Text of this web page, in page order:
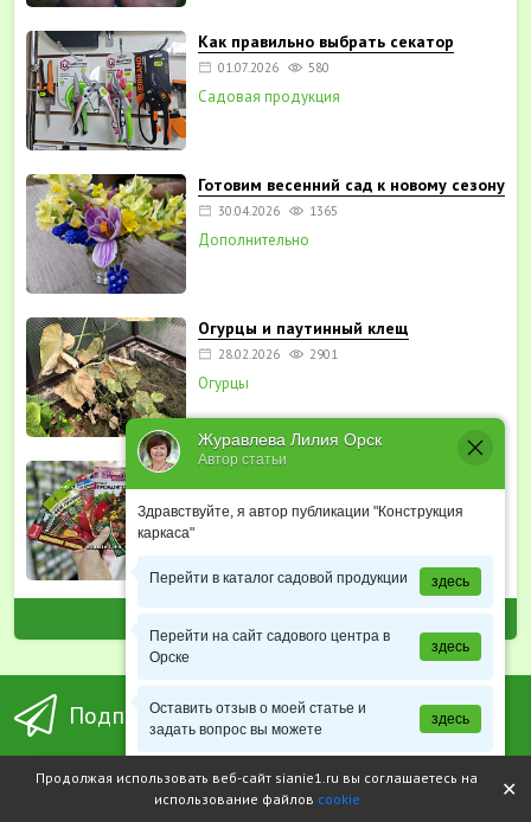
Журавлева Лилия Орск
Автор статьи
Здравствуйте, я автор публикации "Конструкция
каркаса"
Перейти в каталог садовой продукции здесь
Перейти на сайт садового центра в
Орске
здесь
Оставить отзыв о моей статье и
задать вопрос вы можете
здесь
Узнать расписание школы садоводов здесь
Как правильно выбрать секатор
01.07.2026 580
Садовая продукция
Готовим весенний сад к новому сезону
30.04.2026 1365
Дополнительно
Огурцы и паутинный клещ
28.02.2026 2901
Огурцы
Секреты выбора семян для богатого
урожая
25.01.2026 3141
Подпишитесь на новости
Подписаться ✕
Продолжая использовать веб-сайт sianie1.ru вы соглашаетесь на
использование файлов cookie